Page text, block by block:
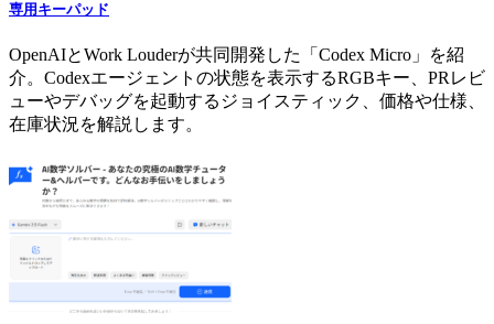
専用キーパッド
OpenAIとWork Louderが共同開発した「Codex Micro」を紹
介。Codexエージェントの状態を表示するRGBキー、PRレビ
ューやデバッグを起動するジョイスティック、価格や仕様、
在庫状況を解説します。